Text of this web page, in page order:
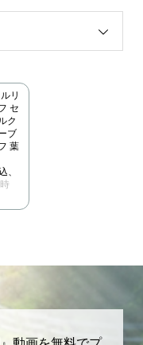
リ
セ
ク
ブ
葉
、